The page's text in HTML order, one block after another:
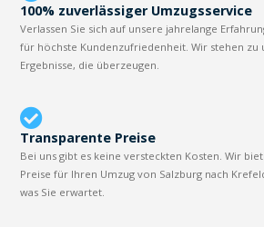
100% zuverlässiger Umzugsservice
Verlassen Sie sich auf unsere jahrelange
für höchste Kundenzufriedenheit. Wir stehen
Ergebnisse, die überzeugen.
Transparente Preise
Bei uns gibt es keine versteckten Kosten. Wir
Preise für Ihren Umzug von Salzburg nach
was Sie erwartet.